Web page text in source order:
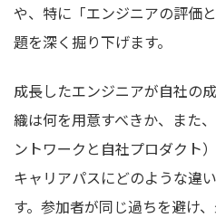
や、特に「エンジニアの評価
題を深く掘り下げます。
成長したエンジニアが自社の
織は何を用意すべきか、また
ントワークと自社プロダクト
キャリアパスにどのような違
す。参加者が同じ過ちを避け